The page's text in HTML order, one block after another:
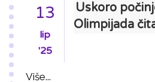
13
lip
'25
Uskoro
Olimpijada
Više...